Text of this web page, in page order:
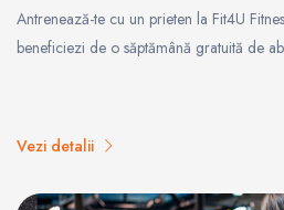
Antrenează-te cu un prieten la Fit4U
beneficiezi de o săptămână gratuită de
Vezi detalii